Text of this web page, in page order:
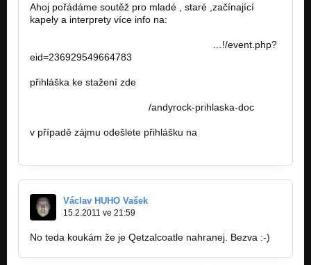
Ahoj pořádáme soutěž pro mladé , staré ,začínající
kapely a interprety více info na:
…!/event.php?
eid=236929549664783
přihláška ke stažení zde
​/andyrock-prihlaska-doc
v případě zájmu odešlete přihlášku na
Václav HUHO Vašek
15.2.2011 ve 21:59
No teda koukám že je Qetzalcoatle nahranej. Bezva :-)